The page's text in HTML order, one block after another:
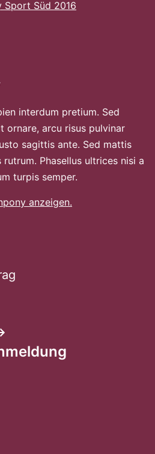
Sport Süd 2016
interdum pretium. Sed
arcu risus pulvinar
sagittis ante. Sed mattis
Phasellus ultrices nisi a
turpis semper.
anzeigen.